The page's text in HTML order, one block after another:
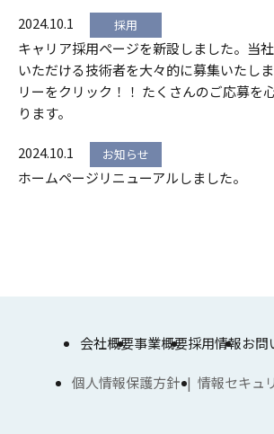
2024.10.1 採用
キャリア採用ページを新設しました。当
いただける技術者を大々的に募集いたし
リーをクリック！！ たくさんのご応募を
ります。
2024.10.1 お知らせ
ホームページリニューアルしました。
会社概要事業概要採用情報お問
個人情報保護方針 情報セキュ